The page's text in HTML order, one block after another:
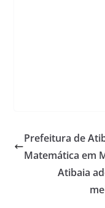
Prefeitura de
Matemática em
Atibaia